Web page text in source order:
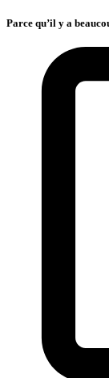
Parce qu’il y a